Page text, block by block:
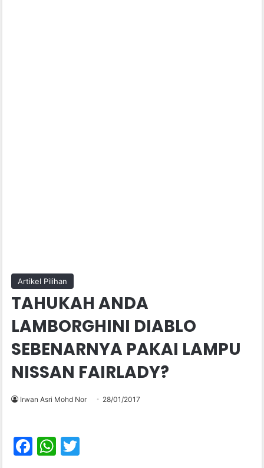
Artikel Pilihan
TAHUKAH ANDA
LAMBORGHINI DIABLO
SEBENARNYA PAKAI LAMPU
NISSAN FAIRLADY?
Irwan Asri Mohd Nor 28/01/2017
F
W